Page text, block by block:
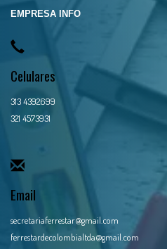
EMPRESA INFO
Celulares
313 4392699
321 4573931
Email
secretariaferrestar@gmail.com
ferrestardecolombialtda@gmail.com